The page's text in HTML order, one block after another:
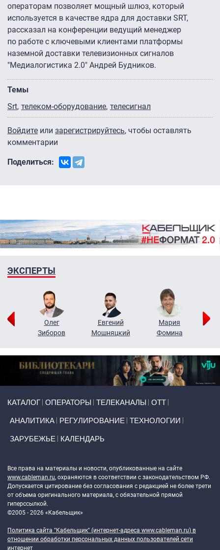
операторам позволяет мощный шлюз, который
используется в качестве ядра для доставки SRT,
рассказал на конференции ведущий менеджер
по работе с ключевыми клиентами платформы
наземной доставки телевизионных сигналов
"Медиалогистика 2.0″ Андрей Будников.
Темы
Srt телеком-оборудование телесигнал
Войдите или зарегистрируйтесь, чтобы оставлять
комментарии
Поделиться:
ЭКСПЕРТЫ
Олег
Зиборов
Евгений
Мошняцкий
Мария
Фомина
КАТАЛОГ ОПЕРАТОРЫ ТЕЛЕКАНАЛЫ ОТТ
АНАЛИТИКА РЕГУЛИРОВАНИЕ ТЕХНОЛОГИИ
ЗАРУБЕЖЬЕ КАЛЕНДАРЬ
Все права на материалы и новости, опубликованные на сайте
www.cableman.ru, охраняются в соответствии с законодательством РФ.
Допускается цитирование без согласования с редакцией не более трети
от объема оригинального материала, с обязательной прямой
гиперссылкой.
©2005 - 2026 «Кабельщик»
Политика сайта "Кабельщик" (интернет-адреса www.cableman.ru) в
отношении обработки персональных данных пользователей сети
интернет